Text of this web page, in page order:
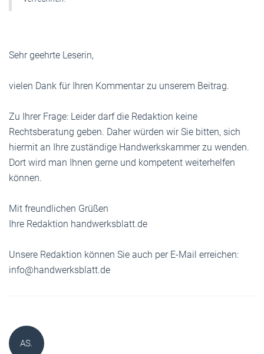
Sehr geehrte Leserin,
vielen Dank für Ihren Kommentar zu unserem Beitrag.
Zu Ihrer Frage: Leider darf die Redaktion keine
Rechtsberatung geben. Daher würden wir Sie bitten, sich
hiermit an Ihre zuständige Handwerkskammer zu wenden.
Dort wird man Ihnen gerne und kompetent weiterhelfen
können.
Mit freundlichen Grüßen
Ihre Redaktion handwerksblatt.de
Unsere Redaktion können Sie auch per E-Mail erreichen:
info@handwerksblatt.de
AS.